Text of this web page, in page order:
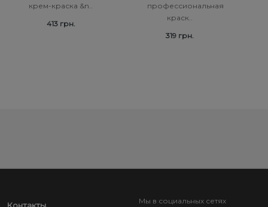
крем-краска &n..
413 грн.
профессиональная
краск..
319 грн.
Контакты Мы в социальных сетях